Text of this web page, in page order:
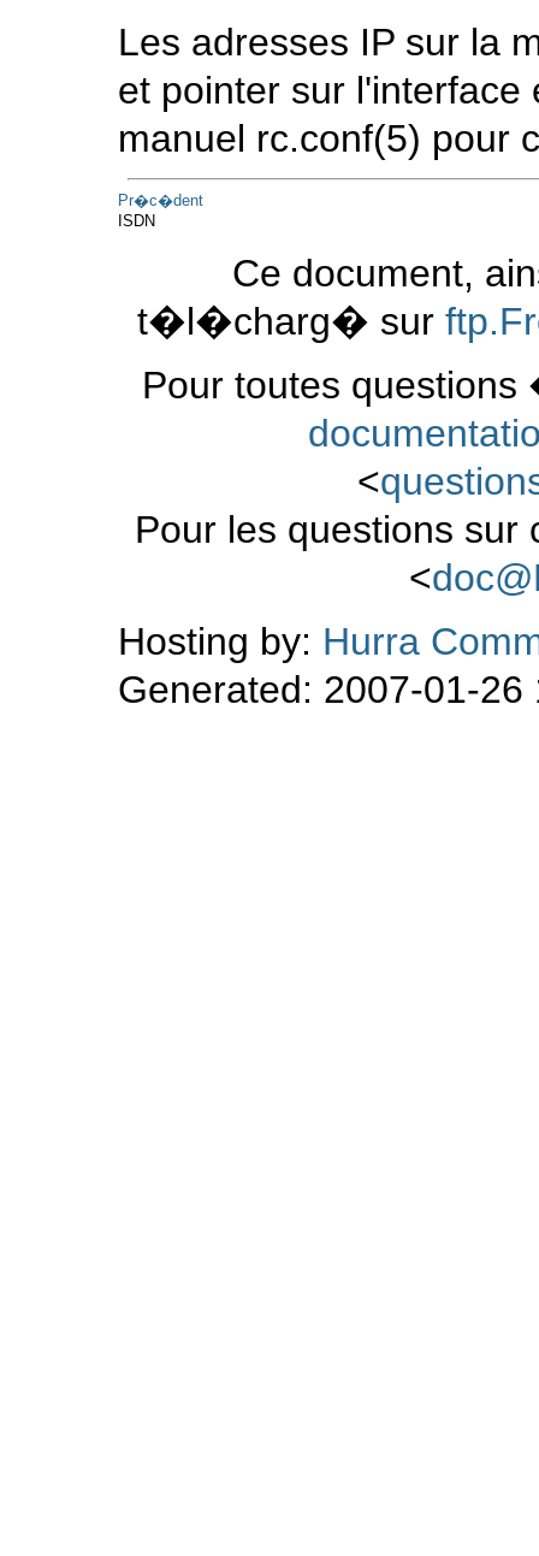
Les adresses IP sur la
et pointer sur l'interface
manuel rc.conf(5) pour
Pr�c�dent
ISDN
Ce document,
t�l�charg� sur
Pour toutes
<
Pour les questions sur
<
Hosting by: Hurra
Generated: 2007-01-26